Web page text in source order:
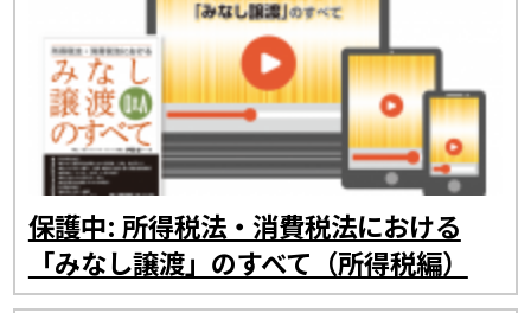
保護中: 所得税法・消費税法における
「みなし譲渡」のすべて（所得税編）